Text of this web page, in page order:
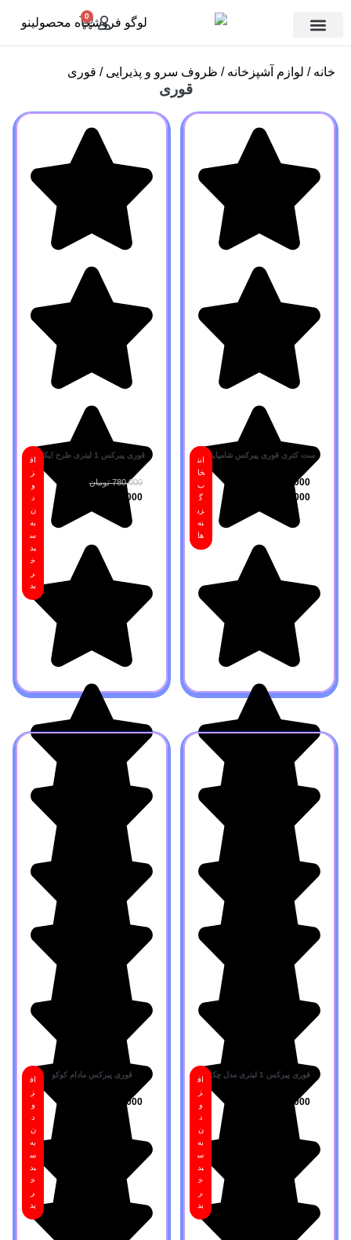
0
خانه لوازم آشپزخانه ظروف سرو و پذیرایی قوری
قوری
ست کتری قوری پیرکس شامپاینی
2,800,000
2,100,000
انت
خا
ب
گ
زی
نه
ها
قوری پیرکس 1 لیتری طرح ایکیا
780,000 تومان
700,000
اف
ز
و
د
ن
به
س
بد
خ
ر
ید
قوری پیرکس 1 لیتری مدل چک
220,000
اف
ز
و
د
ن
به
س
بد
خ
ر
ید
قوری پیرکس مادام کوکو
470,000
اف
ز
و
د
ن
به
س
بد
خ
ر
ید